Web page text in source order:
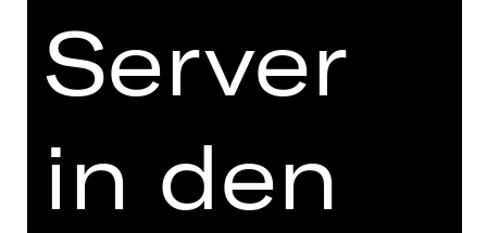
weiter, Hinweise tauchen auf,
Entscheidungen haben Folgen und im
Chat spukt hilfesuchend ein digitaler
Geheimbotschaften – dranbleiben
lohnt sich.
Server
in den